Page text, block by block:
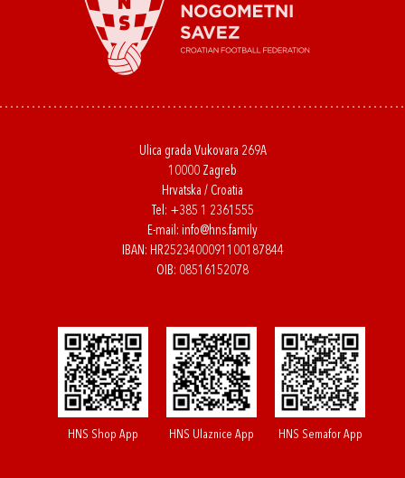
Ulica grada Vukovara 269A
10000 Zagreb
Hrvatska / Croatia
Tel: +385 1 2361555
E-mail: info@hns.family
IBAN: HR2523400091100187844
OIB: 08516152078
HNS Shop App HNS Ulaznice App HNS Semafor App